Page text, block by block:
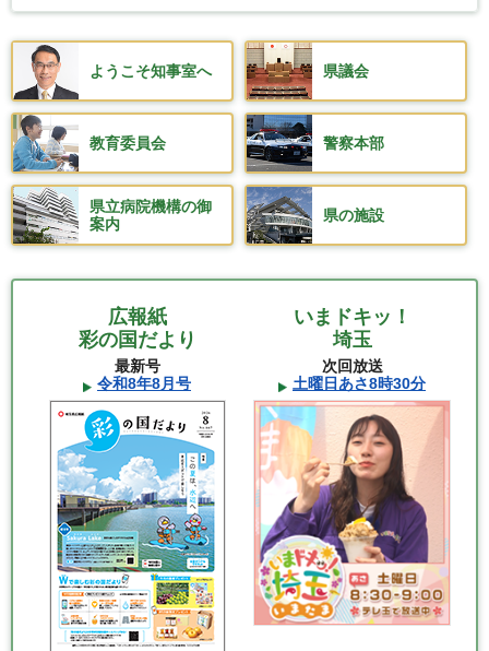
ようこそ知事室へ 県議会
教育委員会 警察本部
県立病院機構の御
案内
県の施設
広報紙
彩の国だより
最新号
令和8年8月号
いまドキッ！
埼玉
次回放送
土曜日あさ8時30分